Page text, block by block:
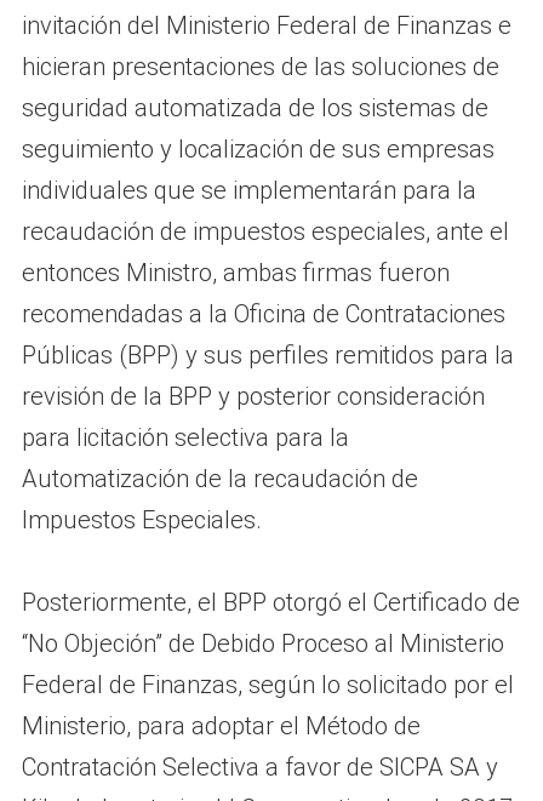
invitación del Ministerio Federal de Finanzas e
hicieran presentaciones de las soluciones de
seguridad automatizada de los sistemas de
seguimiento y localización de sus empresas
individuales que se implementarán para la
recaudación de impuestos especiales, ante el
entonces Ministro, ambas firmas fueron
recomendadas a la Oficina de Contrataciones
Públicas (BPP) y sus perfiles remitidos para la
revisión de la BPP y posterior consideración
para licitación selectiva para la
Automatización de la recaudación de
Impuestos Especiales.
Posteriormente, el BPP otorgó el Certificado de
“No Objeción” de Debido Proceso al Ministerio
Federal de Finanzas, según lo solicitado por el
Ministerio, para adoptar el Método de
Contratación Selectiva a favor de SICPA SA y